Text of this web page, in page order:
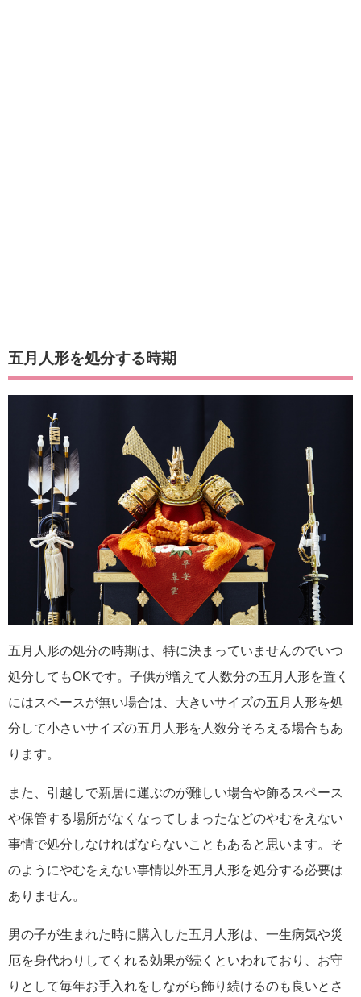
五月人形を処分する時期
五月人形の処分の時期は、特に決まっていませんのでいつ
処分してもOKです。子供が増えて人数分の五月人形を置く
にはスペースが無い場合は、大きいサイズの五月人形を処
分して小さいサイズの五月人形を人数分そろえる場合もあ
ります。
また、引越しで新居に運ぶのが難しい場合や飾るスペース
や保管する場所がなくなってしまったなどのやむをえない
事情で処分しなければならないこともあると思います。そ
のようにやむをえない事情以外五月人形を処分する必要は
ありません。
男の子が生まれた時に購入した五月人形は、一生病気や災
厄を身代わりしてくれる効果が続くといわれており、お守
りとして毎年お手入れをしながら飾り続けるのも良いとさ